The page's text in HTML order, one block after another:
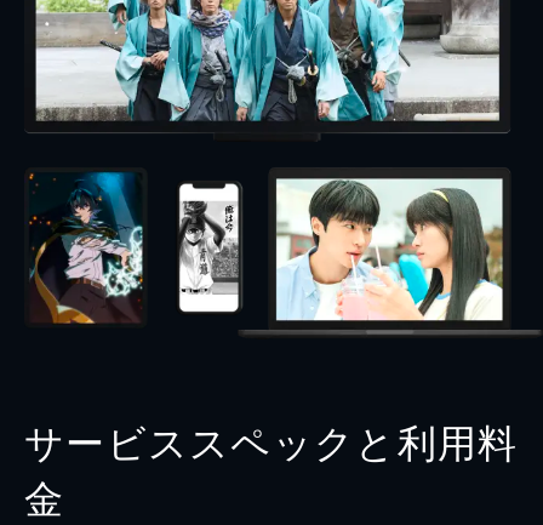
サービススペックと利用料
金